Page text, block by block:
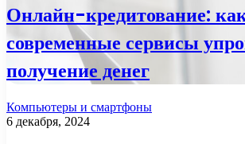
Онлайн-кредитование:
современные сервисы
получение денег
Компьютеры и смартфоны
6 декабря, 2024